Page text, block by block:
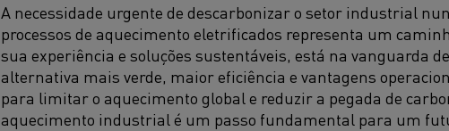
A necessidade urgente de descarbonizar o setor industrial
processos de aquecimento eletrificados representa um
sua experiência e soluções sustentáveis, está na vanguarda
alternativa mais verde, maior eficiência e vantagens
para limitar o aquecimento global e reduzir a pegada de
aquecimento industrial é um passo fundamental para um